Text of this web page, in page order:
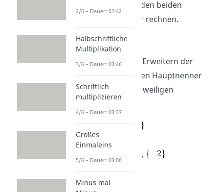
Jetzt kannst du mit den beiden
Bruchtermen weiter rechnen.​
Definitionsmenge:
Wichtig:Durch das Erweitern der
Bruchterme auf einen Hauptnenner
verschmelzen
die jeweiligen
Definitionsmengen.
2/6 – Dauer: 02:42
Halbschriftliche
Multiplikation
3/6 – Dauer: 03:46
Schriftlich
multiplizieren
4/6 – Dauer: 03:37
Großes
Einmaleins
5/6 – Dauer: 03:00
Minus mal